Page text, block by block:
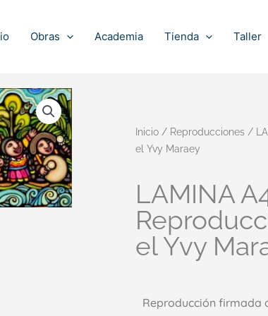
Obras Academia Tienda Taller
Inicio / Reproducciones /
el Yvy Maraey
LAMINA
el Yvy
Reproducción firmada